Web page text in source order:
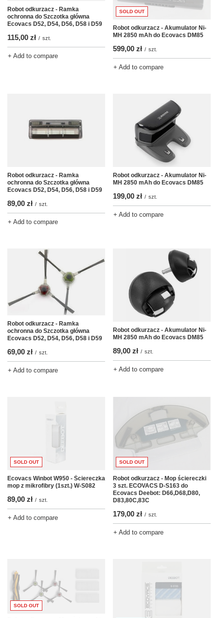
Robot odkurzacz - Ramka
ochronna do Szczotka główna
Ecovacs D52, D54, D56, D58 i D59
115,00 zł / szt.
+ Add to compare
SOLD OUT
Robot odkurzacz - Akumulator Ni-
MH 2850 mAh do Ecovacs DM85
599,00 zł / szt.
+ Add to compare
Robot odkurzacz - Ramka
ochronna do Szczotka główna
Ecovacs D52, D54, D56, D58 i D59
89,00 zł / szt.
+ Add to compare
Robot odkurzacz - Akumulator Ni-
MH 2850 mAh do Ecovacs DM85
199,00 zł / szt.
+ Add to compare
Robot odkurzacz - Ramka
ochronna do Szczotka główna
Ecovacs D52, D54, D56, D58 i D59
69,00 zł / szt.
+ Add to compare
Robot odkurzacz - Akumulator Ni-
MH 2850 mAh do Ecovacs DM85
89,00 zł / szt.
+ Add to compare
SOLD OUT
Ecovacs Winbot W950 - Ściereczka
mop z mikrofibry (1szt.) W-S082
89,00 zł / szt.
+ Add to compare
SOLD OUT
Robot odkurzacz - Mop ściereczki
3 szt. ECOVACS D-S163 do
Ecovacs Deebot: D66,D68,D80,
D83,80C,83C
179,00 zł / szt.
+ Add to compare
SOLD OUT